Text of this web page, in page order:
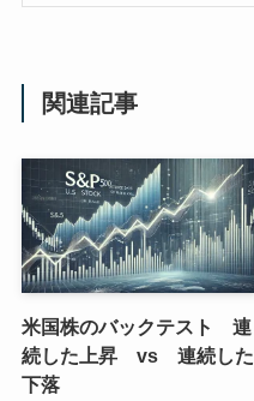
関連記事
米国株のバックテスト 連
続した上昇 vs 連続した
下落